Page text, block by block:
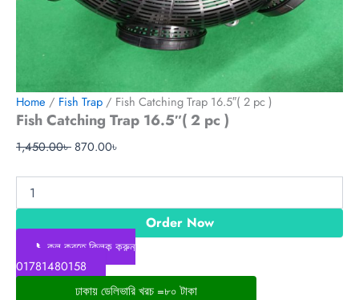
Home / Fish Trap / Fish Catching Trap 16.5″( 2 pc )
Fish Catching Trap 16.5″( 2 pc )
1,450.00৳870.00৳
Order Now
📞কল করতে ক্লিক করুন
01781480158
ঢাকায় ডেলিভারি খরচ =৮০ টাকা